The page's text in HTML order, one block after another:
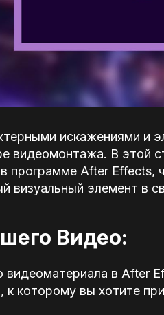
искажениями и
видеомонтажа. В этой
программе After Effects,
визуальный элемент в
Видео:
в After
к которому вы хотите